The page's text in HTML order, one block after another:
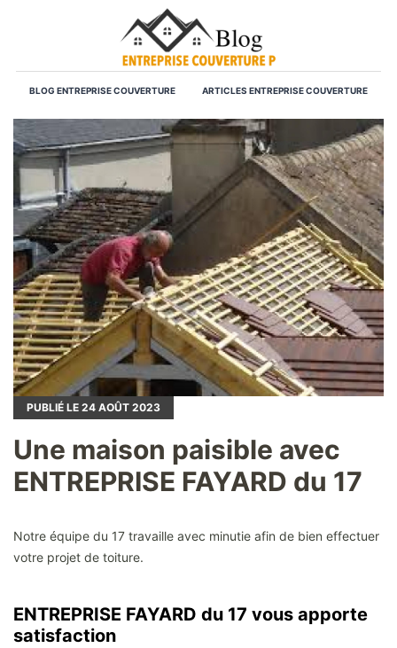
BLOG ENTREPRISE COUVERTURE ARTICLES ENTREPRISE COUVERTURE
PUBLIÉ LE 24 AOÛT 2023
Une maison paisible avec
ENTREPRISE FAYARD du 17
Notre équipe du 17 travaille avec minutie afin de bien effectuer
votre projet de toiture.
ENTREPRISE FAYARD du 17 vous apporte
satisfaction